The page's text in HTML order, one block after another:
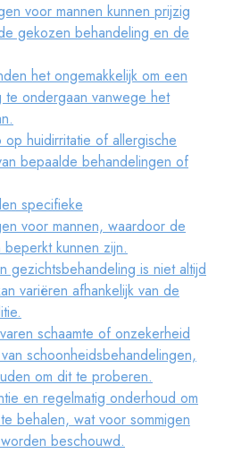
voor mannen kunnen prijzig
gekozen behandeling en de
het ongemakkelijk om een
te ondergaan vanwege het
op huidirritatie of allergische
bepaalde behandelingen of
specifieke
voor mannen, waardoor de
kunnen zijn.
gezichtsbehandeling is niet altijd
variëren afhankelijk van de
schaamte of onzekerheid
schoonheidsbehandelingen,
om dit te proberen.
en regelmatig onderhoud om
behalen, wat voor sommigen
beschouwd.